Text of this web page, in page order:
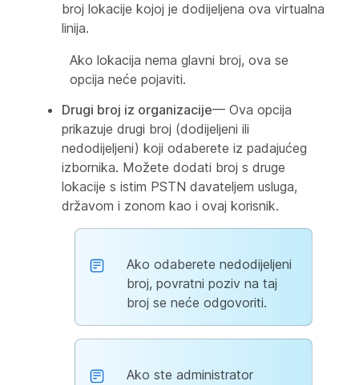
broj lokacije kojoj je dodijeljena ova virtualna
linija.
Ako lokacija nema glavni broj, ova se
opcija neće pojaviti.
Drugi broj iz organizacije— Ova opcija
prikazuje drugi broj (dodijeljeni ili
nedodijeljeni) koji odaberete iz padajućeg
izbornika. Možete dodati broj s druge
lokacije s istim PSTN davateljem usluga,
državom i zonom kao i ovaj korisnik.
Ako odaberete nedodijeljeni
broj, povratni poziv na taj
broj se neće odgovoriti.
Ako ste administrator